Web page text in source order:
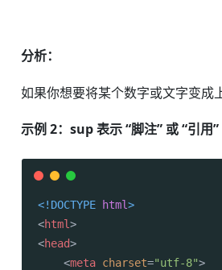
分析：
如果你想要将某个数字或文字变成
示例 2：sup 表示 “脚注” 或 “引用”
<!DOCTYPE html>
<html>
<head>
<meta charset="utf-8">